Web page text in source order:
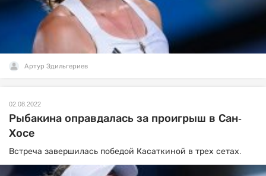
Артур Эдильгериев
02.08.2022
Рыбакина оправдалась за проигрыш в Сан-
Хосе
Встреча завершилась победой Касаткиной в трех сетах.